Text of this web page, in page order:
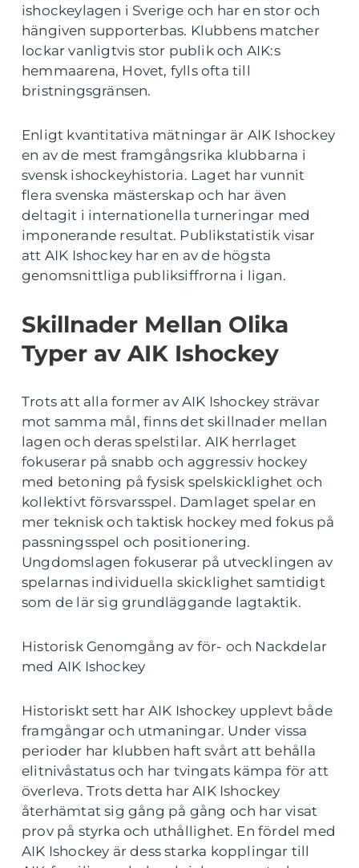
ishockeylagen i Sverige och har en stor och
hängiven supporterbas. Klubbens matcher
lockar vanligtvis stor publik och AIK:s
hemmaarena, Hovet, fylls ofta till
bristningsgränsen.
Enligt kvantitativa mätningar är AIK Ishockey
en av de mest framgångsrika klubbarna i
svensk ishockeyhistoria. Laget har vunnit
flera svenska mästerskap och har även
deltagit i internationella turneringar med
imponerande resultat. Publikstatistik visar
att AIK Ishockey har en av de högsta
genomsnittliga publiksiffrorna i ligan.
Skillnader Mellan Olika
Typer av AIK Ishockey
Trots att alla former av AIK Ishockey strävar
mot samma mål, finns det skillnader mellan
lagen och deras spelstilar. AIK herrlaget
fokuserar på snabb och aggressiv hockey
med betoning på fysisk spelskicklighet och
kollektivt försvarsspel. Damlaget spelar en
mer teknisk och taktisk hockey med fokus på
passningsspel och positionering.
Ungdomslagen fokuserar på utvecklingen av
spelarnas individuella skicklighet samtidigt
som de lär sig grundläggande lagtaktik.
Historisk Genomgång av för- och Nackdelar
med AIK Ishockey
Historiskt sett har AIK Ishockey upplevt både
framgångar och utmaningar. Under vissa
perioder har klubben haft svårt att behålla
elitnivåstatus och har tvingats kämpa för att
överleva. Trots detta har AIK Ishockey
återhämtat sig gång på gång och har visat
prov på styrka och uthållighet. En fördel med
AIK Ishockey är dess starka kopplingar till